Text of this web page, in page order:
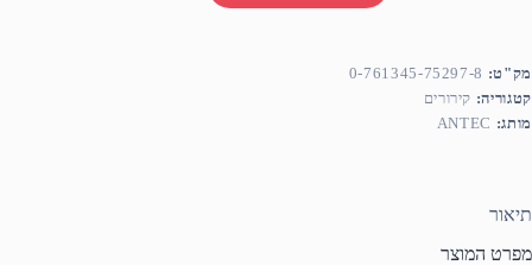
מק"ט: 0-761345-75297-8
קטגוריה: קירורים
מותג: ANTEC
תיאור
מפרט המוצר